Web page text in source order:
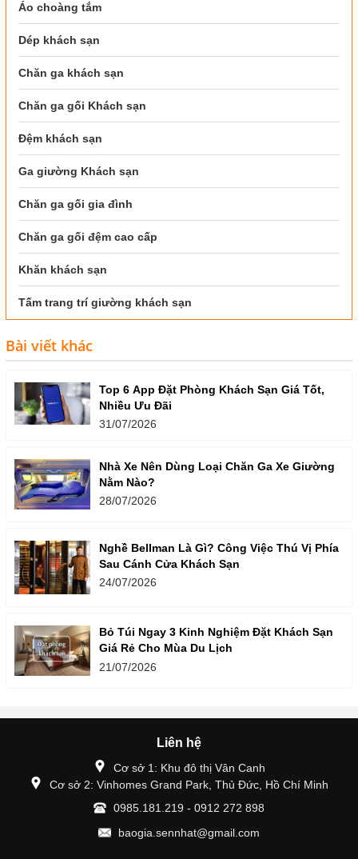
Áo choàng tắm
Dép khách sạn
Chăn ga khách sạn
Chăn ga gối Khách sạn
Đệm khách sạn
Ga giường Khách sạn
Chăn ga gối gia đình
Chăn ga gối đệm cao cấp
Khăn khách sạn
Tấm trang trí giường khách sạn
Bài viết khác
Top 6 App Đặt Phòng Khách Sạn Giá Tốt,
Nhiều Ưu Đãi
31/07/2026
Nhà Xe Nên Dùng Loại Chăn Ga Xe Giường
Nằm Nào?
28/07/2026
Nghề Bellman Là Gì? Công Việc Thú Vị Phía
Sau Cánh Cửa Khách Sạn
24/07/2026
Bỏ Túi Ngay 3 Kinh Nghiệm Đặt Khách Sạn
Giá Rẻ Cho Mùa Du Lịch
21/07/2026
Liên hệ
Cơ sở 1: Khu đô thị Vân Canh
Cơ sở 2: Vinhomes Grand Park, Thủ Đức, Hồ Chí Minh
0985.181.219 - 0912 272 898
baogia.sennhat@gmail.com